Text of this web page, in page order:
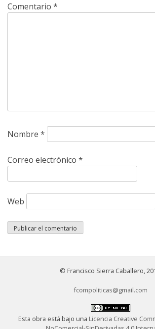
Comentario *
Nombre *
Correo electrónico *
Web
© Francisco Sierra Caballero,
fcompoliticas@gmail.com
Esta obra está bajo una Licencia Creative